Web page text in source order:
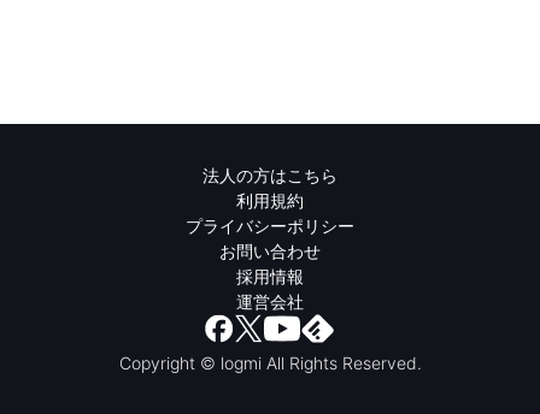
法人の方はこちら
利用規約
プライバシーポリシー
お問い合わせ
採用情報
運営会社
Copyright © logmi All Rights Reserved.